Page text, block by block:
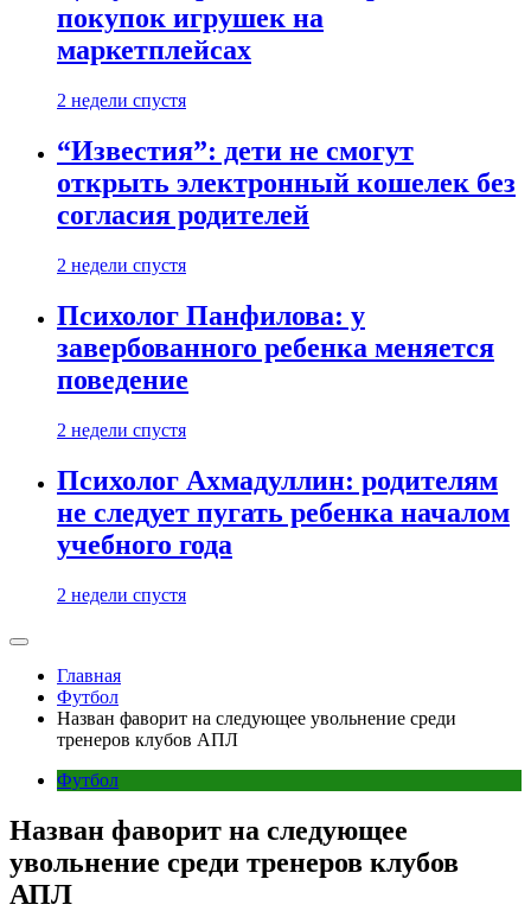
покупок игрушек на
маркетплейсах
2 недели спустя
“Известия”: дети не смогут
открыть электронный кошелек без
согласия родителей
2 недели спустя
Психолог Панфилова: у
завербованного ребенка меняется
поведение
2 недели спустя
Психолог Ахмадуллин: родителям
не следует пугать ребенка началом
учебного года
2 недели спустя
Главная
Футбол
Назван фаворит на следующее увольнение среди
тренеров клубов АПЛ
Футбол
Назван фаворит на следующее
увольнение среди тренеров клубов
АПЛ